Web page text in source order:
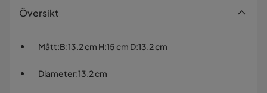
Översikt
Mått:B:13.2 cm H:15 cm D:13.2 cm
Diameter:13.2 cm